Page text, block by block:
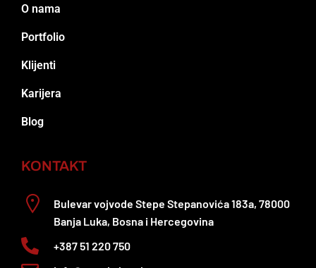
O nama
Portfolio
Klijenti
Karijera
Blog
KONTAKT
Bulevar vojvode Stepe Stepanovića 183a, 78000
Banja Luka, Bosna i Hercegovina
+387 51 220 750